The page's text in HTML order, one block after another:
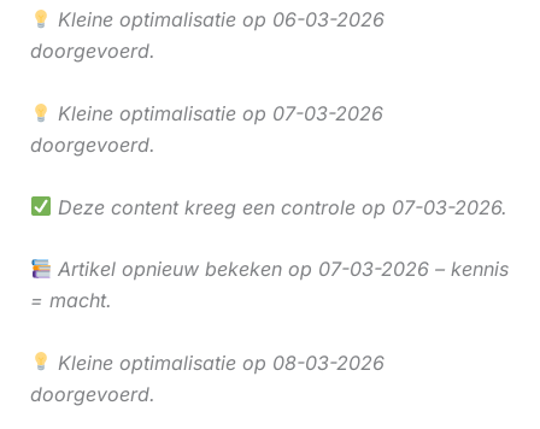
Kleine optimalisatie op 06-03-2026
doorgevoerd.
Kleine optimalisatie op 07-03-2026
doorgevoerd.
Deze content kreeg een controle op 07-03-2026.
Artikel opnieuw bekeken op 07-03-2026 – kennis
= macht.
Kleine optimalisatie op 08-03-2026
doorgevoerd.